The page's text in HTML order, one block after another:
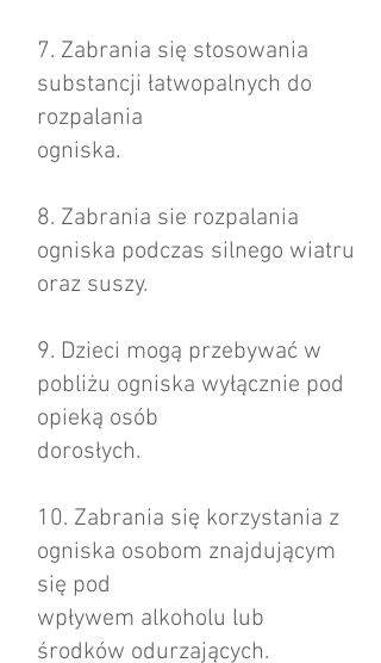
7. Zabrania się stosowania
substancji łatwopalnych do
rozpalania
ogniska.
8. Zabrania sie rozpalania
ogniska podczas silnego wiatru
oraz suszy.
9. Dzieci mogą przebywać w
pobliżu ogniska wyłącznie pod
opieką osób
dorosłych.
10. Zabrania się korzystania z
ogniska osobom znajdującym
się pod
wpływem alkoholu lub
środków odurzających.